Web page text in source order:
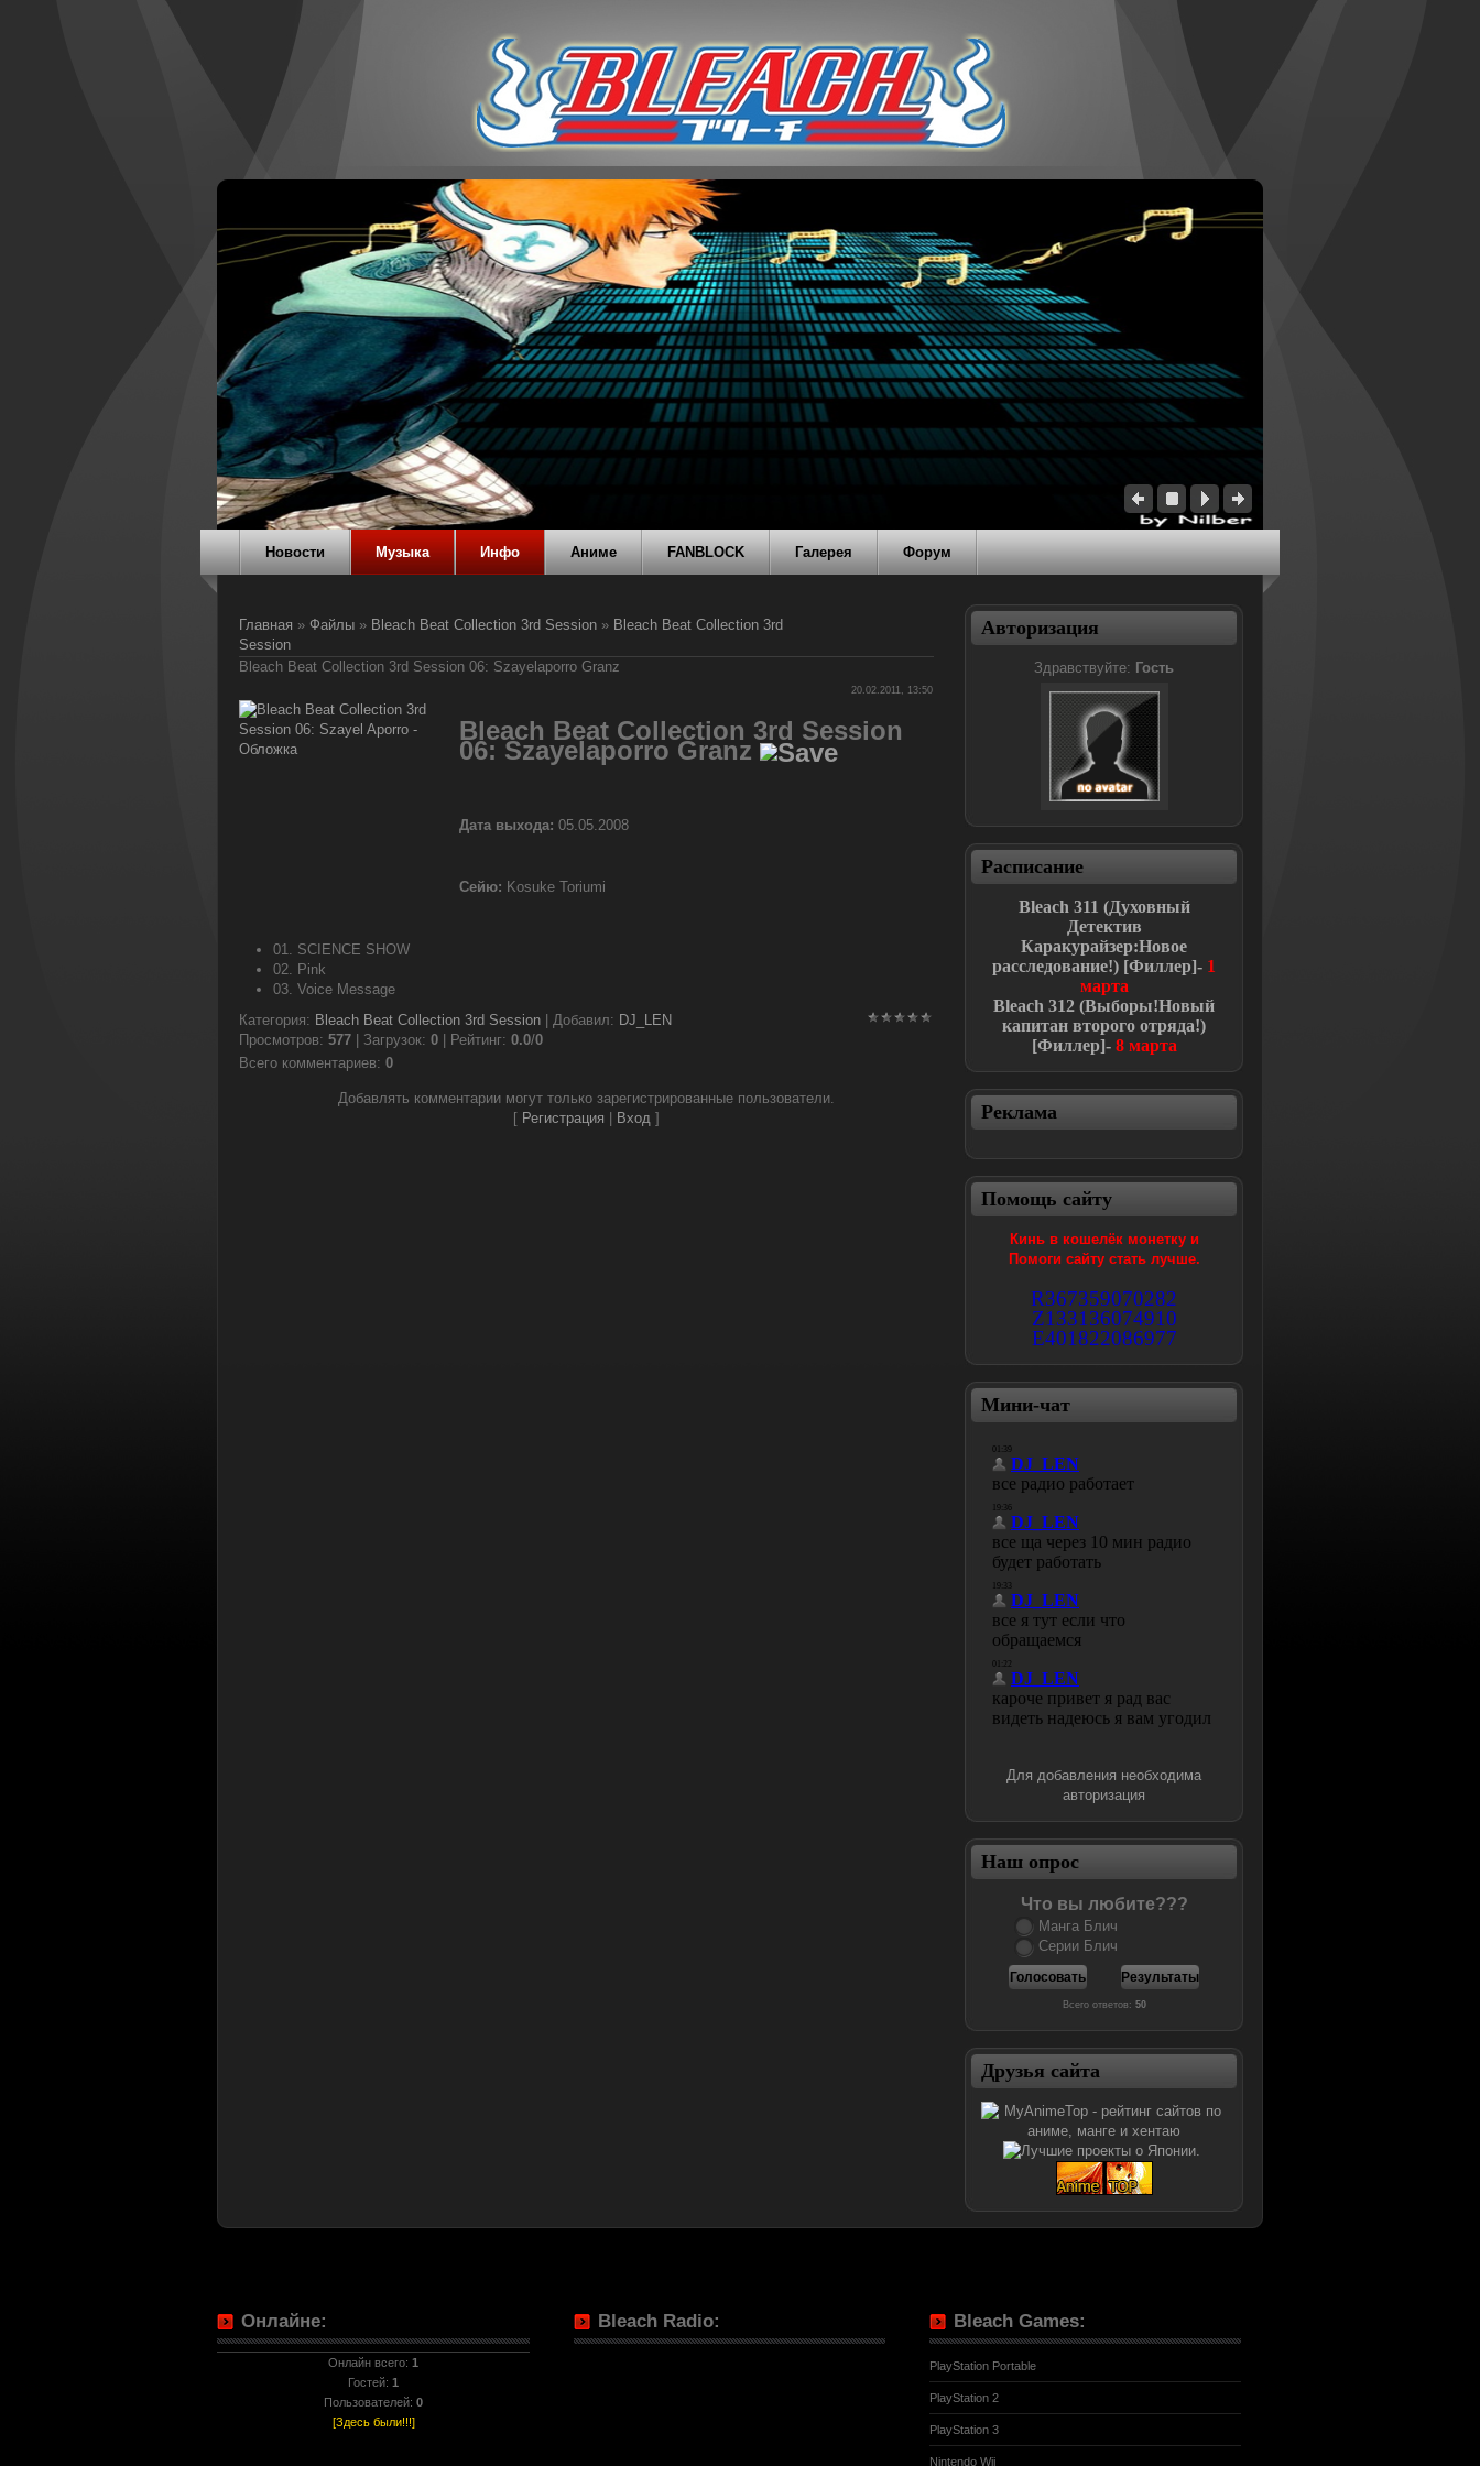
Новости Музыка Инфо Аниме FANBLOCK Галерея Форум
Главная » Файлы » Bleach Beat Collection 3rd Session » Bleach Beat Collection 3rd
Session
Bleach Beat Collection 3rd Session 06: Szayelaporro Granz
20.02.2011, 13:50
Bleach Beat Collection 3rd Session
06: Szayelaporro Granz
Дата выхода: 05.05.2008
Сейю: Kosuke Toriumi
01. SCIENCE SHOW
02. Pink
03. Voice Message
Категория: Bleach Beat Collection 3rd Session Добавил: DJ_LEN
Просмотров: 577 Загрузок: 0 Рейтинг: 0.0/0
Всего комментариев: 0
Добавлять комментарии могут только зарегистрированные пользователи.
[ Регистрация Вход]
Авторизация
Здравствуйте: Гость
Расписание
Bleach 311 (Духовный
Детектив
Каракурайзер:Новое
расследование!) [Филлер]- 1
марта
Bleach312 (Выборы!Новый
капитан второго отряда!)
[Филлер]-8 марта
Реклама
Помощь сайту
Кинь в кошелёк монетку и
Помоги сайту стать лучше.
R367359070282
Z133136074910
E401822086977
Мини-чат
Для добавления необходима
авторизация
Наш опрос
Что вы любите???
Манга Блич
Серии Блич
Всего ответов: 50
Друзья сайта
Онлайне:
Онлайн всего: 1
Гостей: 1
Пользователей: 0
[Здесь были!!!]
Bleach Radio: Bleach Games:
PlayStation Portable
PlayStation 2
PlayStation 3
Nintendo Wii